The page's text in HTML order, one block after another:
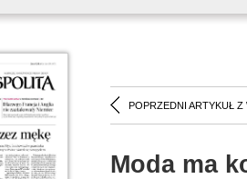
POPRZEDNI ARTYKUŁ Z
Moda ma